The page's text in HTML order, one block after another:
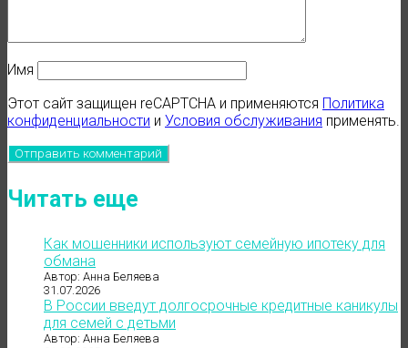
Имя
Этот сайт защищен reCAPTCHA и применяются Политика
конфиденциальности и Условия обслуживания применять.
Читать еще
Как мошенники используют семейную ипотеку для
обмана
Автор: Анна Беляева
31.07.2026
В России введут долгосрочные кредитные каникулы
для семей с детьми
Автор: Анна Беляева